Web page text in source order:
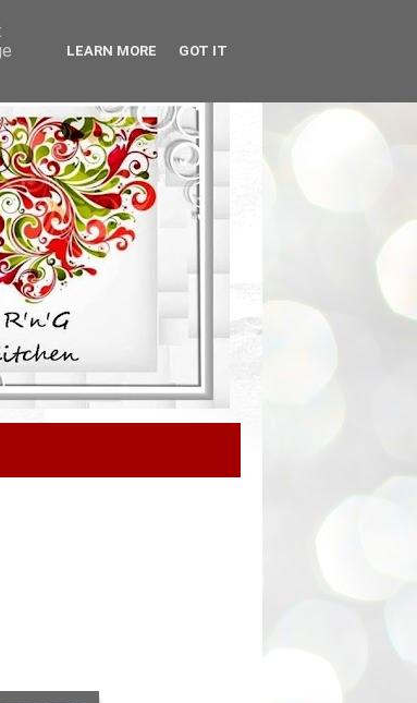
LEARN MORE GOT IT